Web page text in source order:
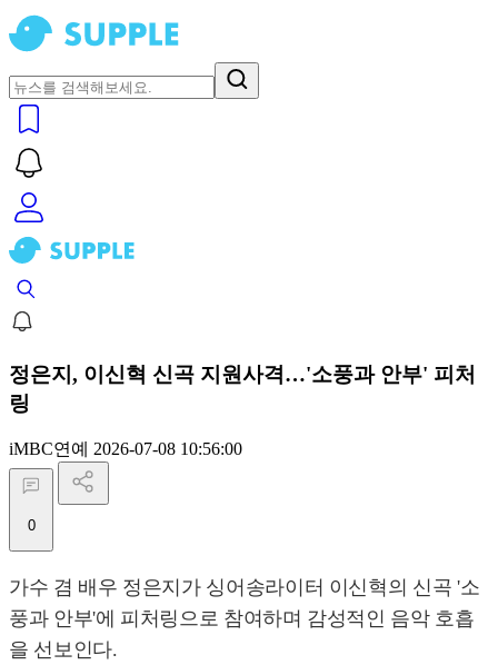
정은지, 이신혁 신곡 지원사격…'소풍과 안부' 피처
링
iMBC연예 2026-07-08 10:56:00
0
가수 겸 배우 정은지가 싱어송라이터 이신혁의 신곡 '소
풍과 안부'에 피처링으로 참여하며 감성적인 음악 호흡
을 선보인다.